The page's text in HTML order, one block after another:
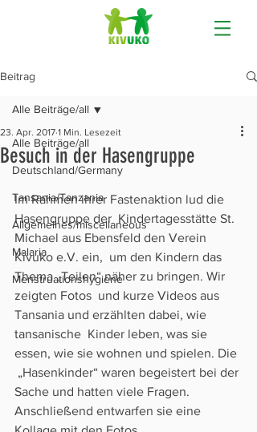
Beitrag
Alle Beiträge/all
Deutschland/Germany
Tansania/Tanzania
Allgemeines/miscellaneous
Malaria
Menstruationshygiene
Alle Beiträge/all
Besuch in der Hasengruppe
23. Apr. 2017 1 Min. Lesezeit
Im Rahmen ihrer Fastenaktion lud die
Hasengruppe der  Kindertagesstätte St.
Michael aus Ebensfeld den Verein
Kivuko e.V. ein,  um den Kindern das
Thema „Teilen“ näher zu bringen. Wir
zeigten Fotos  und kurze Videos aus
Tansania und erzählten dabei, wie
tansanische  Kinder leben, was sie
essen, wie sie wohnen und spielen. Die
„Hasenkinder“ waren begeistert bei der
Sache und hatten viele Fragen.
Anschließend entwarfen sie eine